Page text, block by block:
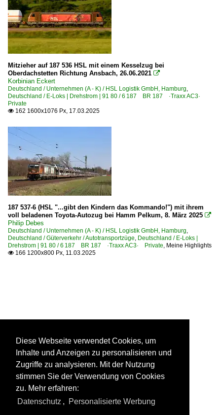
Mitzieher auf 187 536 HSL mit einem Kesselzug bei
Oberdachstetten Richtung Ansbach, 26.06.2021 
Korbinian Eckert
Deutschland / Unternehmen (A - K) / HSL Logistik GmbH, Hamburg,
Deutschland / E-Loks | Drehstrom | 91 80 / 6 187 BR 187 ·Traxx AC3·
Private
 162 1600x1076 Px, 17.03.2025
187 537-6 (HSL "...gibt den Kindern das Kommando!") mit ihrem
voll beladenen Toyota-Autozug bei Hamm Pelkum, 8. März 2025 
Philip Debes
Deutschland / Unternehmen (A - K) / HSL Logistik GmbH, Hamburg,
Deutschland / Güterverkehr / Autotransportzüge, Deutschland / E-Loks |
Drehstrom | 91 80 / 6 187 BR 187 ·Traxx AC3· Private, Meine Highlights
 166 1200x800 Px, 11.03.2025
Diese Webseite verwendet Cookies, um
Inhalte und Anzeigen zu personalisieren und
Zugriffe zu analysieren. Mit der Nutzung
stimmen Sie der Verwendung von Cookies
zu. Mehr erfahren:
Datenschutz , Personalisierte Werbung